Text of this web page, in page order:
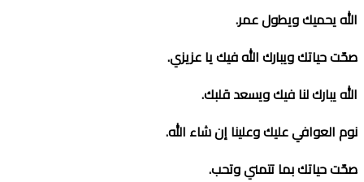
الله يحميك ويطول عمر.
صحّت حياتك ويبارك الله فيك يا عزيزي.
الله يبارك لنا فيك ويسعد قلبك.
نوم العوافي عليك وعلينا إن شاء الله.
صحّت حياتك بما تتمني وتحب.